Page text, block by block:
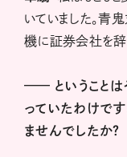
いていました。青
機に証券会社を辞
—— ということ
っていたわけで
ませんでしたか？